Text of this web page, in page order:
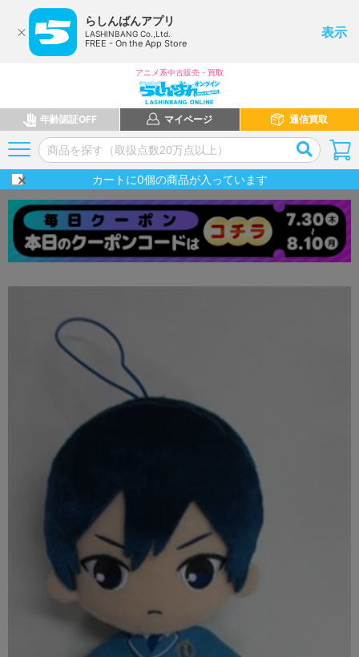
らしんばんアプリ
LASHINBANG Co.,Ltd.
FREE - On the App Store
表示
アニメ系中古販売・買取
年齢認証OFF マイページ 通信買取
カートに0個の商品が入っています